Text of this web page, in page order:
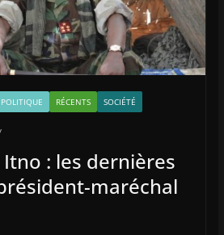
POLITIQUE RÉCENTS SOCIÉTÉ
: les dernières
maréchal